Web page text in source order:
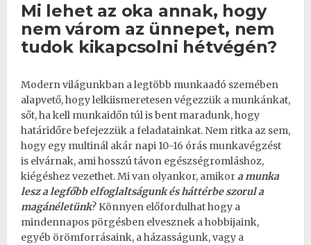
Mi lehet az oka annak, hogy
nem várom az ünnepet, nem
tudok kikapcsolni hétvégén?
Modern világunkban a legtöbb munkaadó szemében
alapvető, hogy lelkiismeretesen végezzük a munkánkat,
sőt, ha kell munkaidőn túl is bent maradunk, hogy
határidőre befejezzük a feladatainkat. Nem ritka az sem,
hogy egy multinál akár napi 10-16 órás munkavégzést
is elvárnak, ami hosszú távon egészségromláshoz,
kiégéshez vezethet. Mi van olyankor, amikora munka
lesz a legfőbb elfoglaltságunk és háttérbe szorul a
magánéletünk? Könnyen előfordulhat hogy a
mindennapos pörgésben elvesznek a hobbijaink,
egyéb örömforrásaink, a házasságunk, vagy a